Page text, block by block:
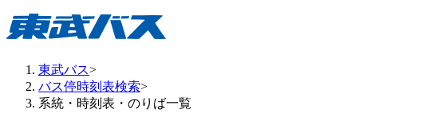
東武バス>
バス停時刻表検索>
系統・時刻表・のりば一覧